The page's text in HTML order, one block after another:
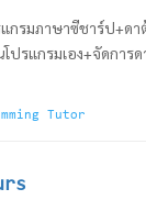
แกรมภาษาซีชาร์ป+ด
ปรแกรมเอง+จัดการด
Tutor